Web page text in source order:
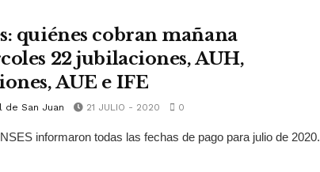
quiénes cobran mañana
22 jubilaciones, AUH,
AUE e IFE
de San Juan 21 JULIO - 2020 0
informaron todas las fechas de pago para julio de 2020.